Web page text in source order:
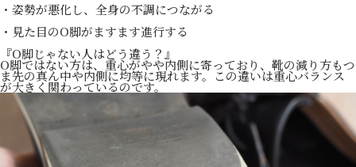
・姿勢が悪化し、全身の不調につながる
・見た目のO脚がますます進行する
『O脚じゃない人はどう違う？』
O脚ではない方は、重心がやや内側に寄っており、靴の減り方もつ
ま先の真ん中や内側に均等に現れます。この違いは重心バランス
が大きく関わっているのです。